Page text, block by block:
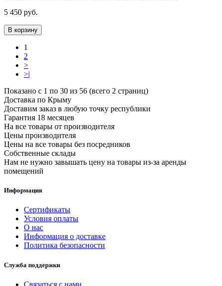
5 450 руб.
В корзину
1
2
>
>|
Показано с 1 по 30 из 56 (всего 2 страниц)
Доставка по Крыму
Доставим заказ в любую точку республики
Гарантия 18 месяцев
На все товары от производителя
Цены производителя
Цены на все товары без посредников
Собственные склады
Нам не нужно завышать цену на товары из-за аренды
помещений
Информация
Сертификаты
Условия оплаты
О нас
Информация о доставке
Политика безопасности
Служба поддержки
Связаться с нами